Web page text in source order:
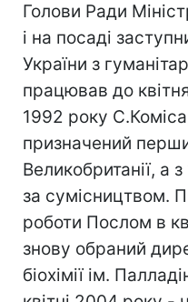
Голови Ради
і на посаді
України з
працював до
1992 року
призначений
Великобританії, а
за сумісництвом.
роботи Послом в
знову обраний
біохімії ім.